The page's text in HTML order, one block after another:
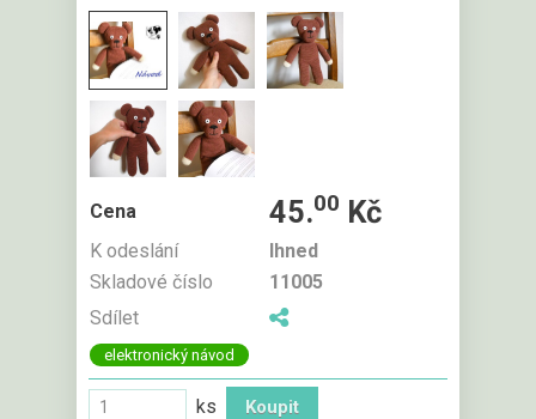
Cena 45.00 Kč
K odeslání
Ihned
Skladové číslo
11005
Sdílet
elektronický návod
ks